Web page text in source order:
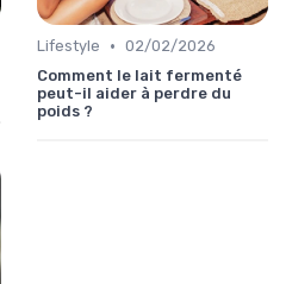
Lifestyle • 02/02/2026
Comment le lait fermenté
peut-il aider à perdre du
poids ?